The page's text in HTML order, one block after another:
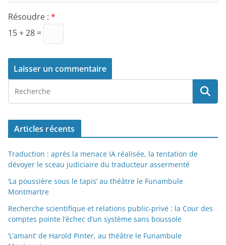
Résoudre : *
15 + 28 =
Articles récents
Traduction : après la menace IA réalisée, la tentation de
dévoyer le sceau judiciaire du traducteur assermenté
‘La poussière sous le tapis’ au théâtre le Funambule
Montmartre
Recherche scientifique et relations public-privé : la Cour des
comptes pointe l’échec d’un système sans boussole
‘L’amant’ de Harold Pinter, au théâtre le Funambule